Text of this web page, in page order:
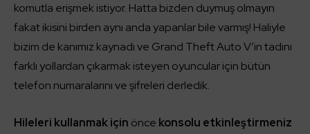
komutla erişmek istiyor. Hatta bizden duymuş olmayın
fakat ikisini birden aynı anda yapanlar bile varmış! Haliyle
bizim de kanımız kaynadı ve Grand Theft Auto V’in tadını
farklı yollardan çıkarmak isteyen oyuncular için bütün
telefon numaralarını ve şifreleri derledik.
Hileleri kullanmak için önce konsolu etkinleştirmeniz